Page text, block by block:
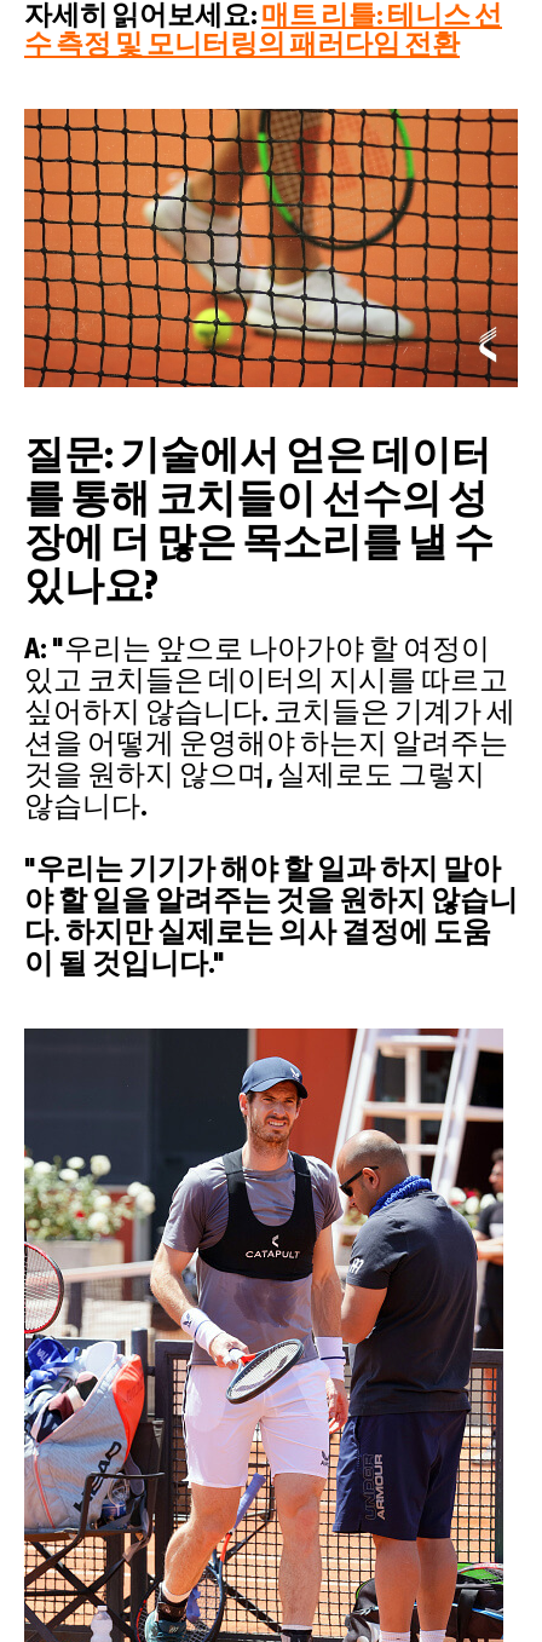
자세히 읽어보세요: 매트 리틀: 테니스 선
수 측정 및 모니터링의 패러다임 전환
질문: 기술에서 얻은 데이터
를 통해 코치들이 선수의 성
장에 더 많은 목소리를 낼 수
있나요?
A: "우리는 앞으로 나아가야 할 여정이
있고 코치들은 데이터의 지시를 따르고
싶어하지 않습니다. 코치들은 기계가 세
션을 어떻게 운영해야 하는지 알려주는
것을 원하지 않으며, 실제로도 그렇지
않습니다.
"우리는 기기가 해야 할 일과 하지 말아
야 할 일을 알려주는 것을 원하지 않습니
다. 하지만 실제로는 의사 결정에 도움
이 될 것입니다."